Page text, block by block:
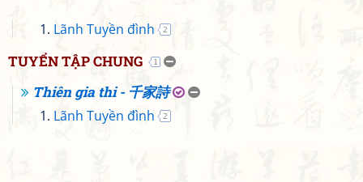
Lãnh Tuyền đình 2
TUYỂN TẬP CHUNG 1
Thiên gia thi - 千家詩
Lãnh Tuyền đình 2